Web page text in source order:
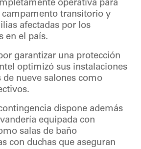
operativa para
transitorio y
afectadas por los
en el país.
garantizar una protección
optimizó sus instalaciones
nueve salones como
dispone además
equipada con
salas de baño
con duchas que aseguran